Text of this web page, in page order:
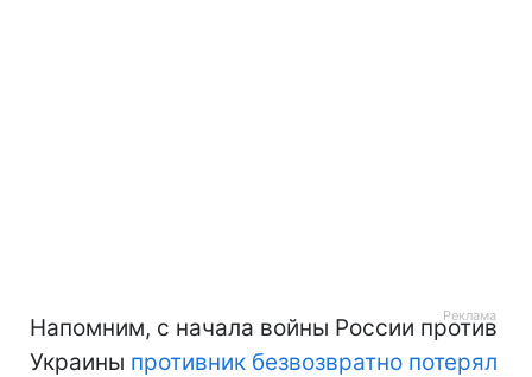
Напомним, с начала войны России против
Украины противник безвозвратно потерял